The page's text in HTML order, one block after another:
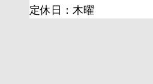
定休日：木曜